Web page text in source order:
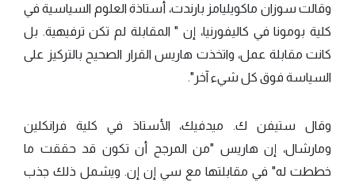
وقالت سوزان ماكويليامز بارندت، أستاذة العلوم السياسية في
كلية بومونا في كاليفورنيا، إن " المقابلة لم تكن ترفيهية. بل
كانت مقابلة عمل، واتخذت هاريس القرار الصحيح بالتركيز على
السياسة فوق كل شيء آخر".
وقال ستيفن ك. ميدفيك، الأستاذ في كلية فرانكلين
ومارشال، إن هاريس "من المرجح أن تكون قد حققت ما
خططت له" في مقابلتها مع سي إن إن. ويشمل ذلك جذب